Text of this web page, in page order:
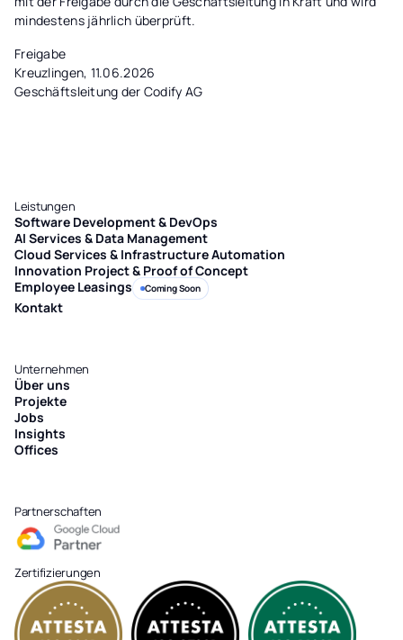
mindestens jährlich überprüft.
Freigabe
Kreuzlingen, 11.06.2026
Geschäftsleitung der Codify AG
Leistungen
Software Development & DevOps
AI Services & Data Management
Cloud Services & Infrastructure Automation
Innovation Project & Proof of Concept
Employee Leasings
Coming Soon
Kontakt
Unternehmen
Über uns
Projekte
Jobs
Insights
Offices
Partnerschaften
Zertifizierungen